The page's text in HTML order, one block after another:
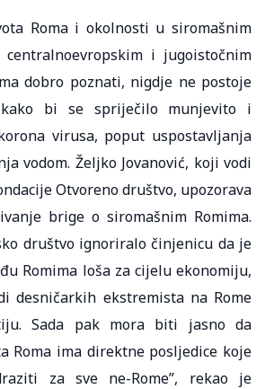
Roma i okolnosti u siromašnim
i jugoistočnim
dobro poznati, nigdje ne postoje
bi se spriječilo munjevito i
virusa, poput uspostavljanja
vodom. Željko Jovanović, koji vodi
Otvoreno društvo, upozorava
brige o siromašnim Romima.
društvo ignoriralo činjenicu da je
Romima loša za cijelu ekonomiju,
desničarkih ekstremista na Rome
Sada pak mora biti jasno da
Roma ima direktne posljedice koje
za sve ne-Rome”, rekao je